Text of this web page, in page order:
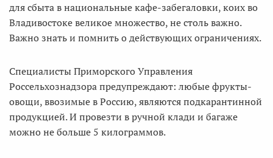
для сбыта в национальные кафе-забегаловки, коих во
Владивостоке великое множество, не столь важно.
Важно знать и помнить о действующих ограничениях.
Специалисты Приморского Управления
Россельхознадзора предупреждают: любые фрукты-
овощи, ввозимые в Россию, являются подкарантинной
продукцией. И провезти в ручной клади и багаже
можно не больше 5 килограммов.